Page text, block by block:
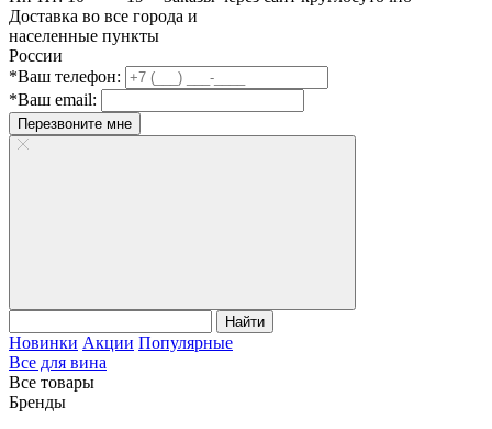
Доставка во все города и
населенные пункты
России
*Ваш телефон:
*Ваш email:
Перезвоните мне
Найти
Новинки Акции Популярные
Все для вина
Все товары
Бренды